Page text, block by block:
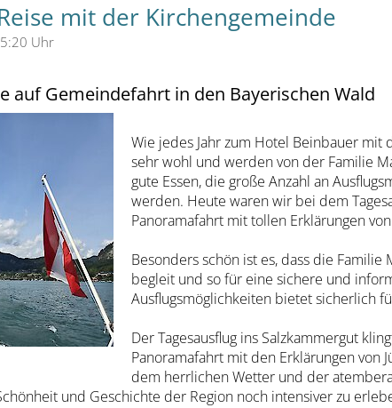
mit der Kirchengemeinde
Uhr
auf Gemeindefahrt in den Bayerischen Wald
Wie jedes Jahr zum Hotel Beinbauer
sehr wohl und werden von der Familie
gute Essen, die große Anzahl an
werden. Heute waren wir bei dem
Panoramafahrt mit tollen Erklärungen
Besonders schön ist es, dass die
begleit und so für eine sichere und
Ausflugsmöglichkeiten bietet sicherlich
Der Tagesausflug ins Salzkammergut
Panoramafahrt mit den Erklärungen von
dem herrlichen Wetter und der
und Geschichte der Region noch intensiver zu